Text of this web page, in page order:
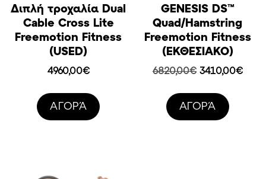
Διπλή τροχαλία Dual
Cable Cross Lite
Freemotion Fitness
(USED)
4960,00€
AΓΟΡΆ
GENESIS DS™
Quad/Hamstring
Freemotion Fitness
(ΕΚΘΕΣΙΑΚΟ)
6820,00€ Original
was:
6820,00€.
3410,00€Η
AΓΟΡΆ